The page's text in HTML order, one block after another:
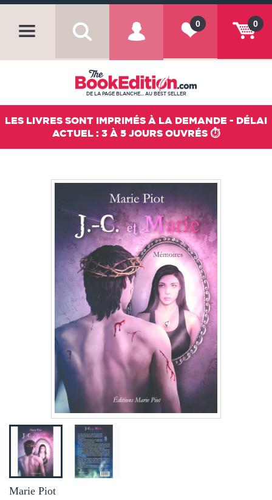
0
0
DE LA PAGE BLANCHE... AU BEST SELLER
LES LIVRES SONT IMPRIMÉS À LA DEMANDE - DÉLAI
ACTUEL : 3 À 5 JOURS OUVRÉS ⏱️
Marie Piot